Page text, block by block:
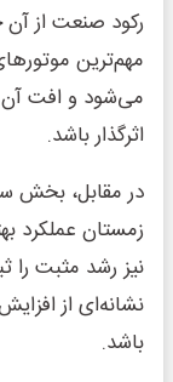
رکود صنعت از
مهم‌ترین
می‌شود و افت آن
اثرگذار باشد.
در مقابل، بخش
زمستان عملکرد
نیز رشد مثبت
نشانه‌ای از
باشد.